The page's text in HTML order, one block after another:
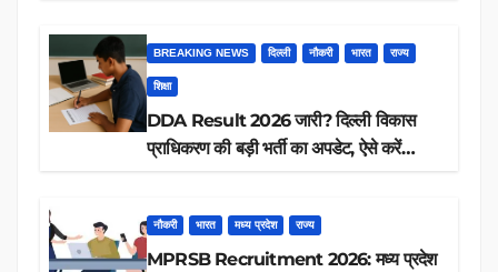
BREAKING NEWS दिल्ली नौकरी भारत राज्य
शिक्षा
DDA Result 2026 जारी? दिल्ली विकास
प्राधिकरण की बड़ी भर्ती का अपडेट, ऐसे करें
नौकरी भारत मध्य प्रदेश राज्य
MPRSB Recruitment 2026: मध्य प्रदेश